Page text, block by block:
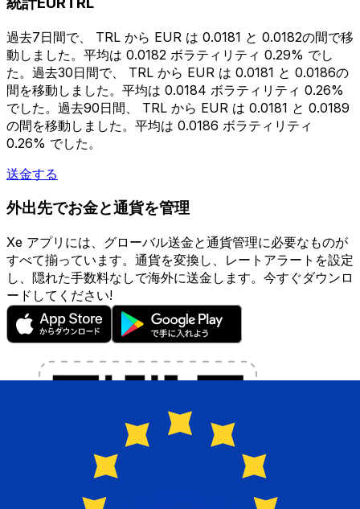
過去7日間で、 TRL から EUR は 0.0181 と 0.0182の間で移
動しました。平均は 0.0182 ボラティリティ 0.29% でし
た。過去30日間で、 TRL から EUR は 0.0181 と 0.0186の
間を移動しました。平均は 0.0184 ボラティリティ 0.26%
でした。過去90日間、 TRL から EUR は 0.0181 と 0.0189
の間を移動しました。平均は 0.0186 ボラティリティ
0.26% でした。
送金する
外出先でお金と通貨を管理
Xe アプリには、グローバル送金と通貨管理に必要なものが
すべて揃っています。通貨を変換し、レートアラートを設定
し、隠れた手数料なしで海外に送金します。今すぐダウンロ
ードしてください!